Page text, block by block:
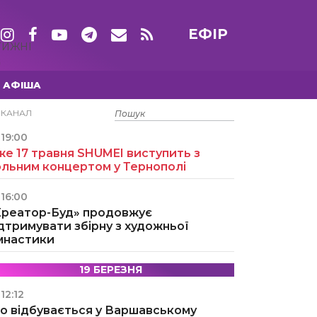
ЕФІР
АФІША
15 ТРАВНЯ
19:00
17 травня SHUMEI виступить з
концертом у Тернополі
16:00
Буд» продовжує
збірну з художньої
19 БЕРЕЗНЯ
12:12
відбувається у Варшавському